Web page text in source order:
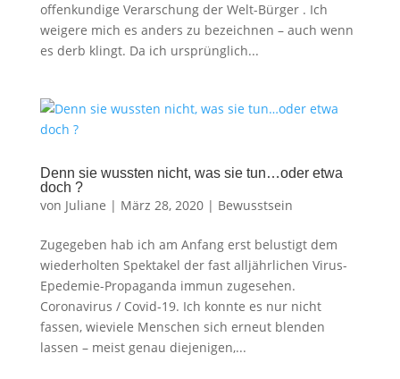
offenkundige Verarschung der Welt-Bürger . Ich
weigere mich es anders zu bezeichnen – auch wenn
es derb klingt. Da ich ursprünglich...
Denn sie wussten nicht, was sie tun…oder etwa
doch ?
von Juliane | März 28, 2020| Bewusstsein
Zugegeben hab ich am Anfang erst belustigt dem
wiederholten Spektakel der fast alljährlichen Virus-
Epedemie-Propaganda immun zugesehen.
Coronavirus / Covid-19. Ich konnte es nur nicht
fassen, wieviele Menschen sich erneut blenden
lassen – meist genau diejenigen,...